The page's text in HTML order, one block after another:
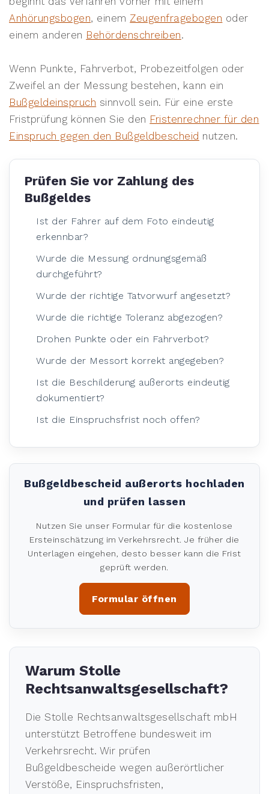
Anhörungsbogen, einem Zeugenfragebogen oder
einem anderen Behördenschreiben.
Wenn Punkte, Fahrverbot, Probezeitfolgen oder
Zweifel an der Messung bestehen, kann ein
Bußgeldeinspruch sinnvoll sein. Für eine erste
Fristprüfung können Sie den Fristenrechner für den
Einspruch gegen den Bußgeldbescheid nutzen.
Prüfen Sie vor Zahlung des
Bußgeldes
Ist der Fahrer auf dem Foto eindeutig
erkennbar?
Wurde die Messung ordnungsgemäß
durchgeführt?
Wurde der richtige Tatvorwurf angesetzt?
Wurde die richtige Toleranz abgezogen?
Drohen Punkte oder ein Fahrverbot?
Wurde der Messort korrekt angegeben?
Ist die Beschilderung außerorts eindeutig
dokumentiert?
Ist die Einspruchsfrist noch offen?
Bußgeldbescheid außerorts hochladen
und prüfen lassen
Nutzen Sie unser Formular für die kostenlose
Ersteinschätzung im Verkehrsrecht. Je früher die
Unterlagen eingehen, desto besser kann die Frist
geprüft werden.
Formular öffnen
Warum Stolle
Rechtsanwaltsgesellschaft?
Die Stolle Rechtsanwaltsgesellschaft mbH
unterstützt Betroffene bundesweit im
Verkehrsrecht. Wir prüfen
Bußgeldbescheide wegen außerörtlicher
Verstöße, Einspruchsfristen,